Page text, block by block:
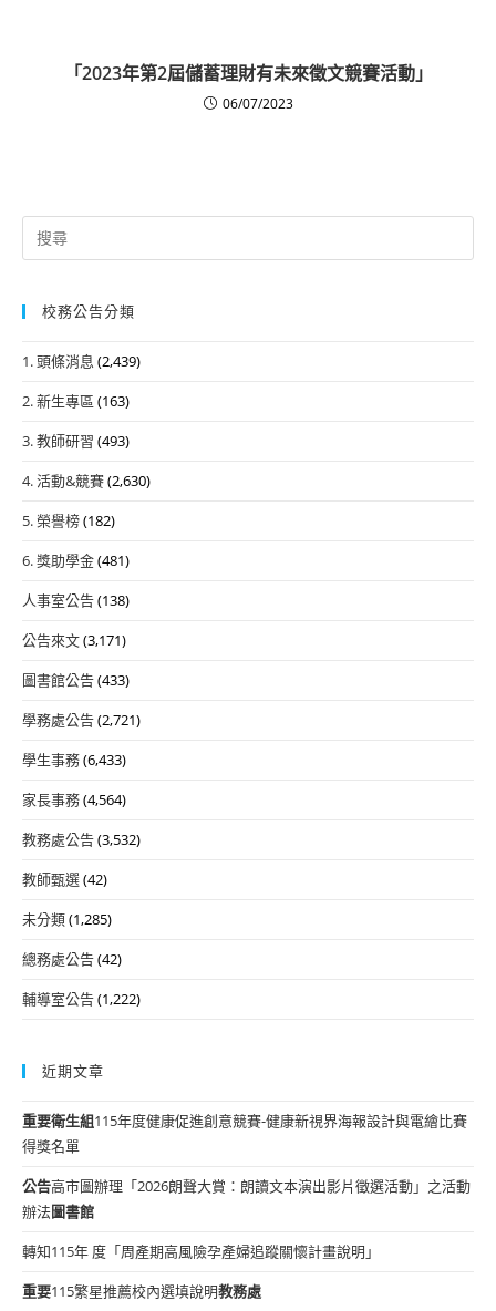
「2023年第2屆儲蓄理財有未來徵文競賽活動」
06/07/2023
Search
for:
校務公告分類
1. 頭條消息 (2,439)
2. 新生專區 (163)
3. 教師研習 (493)
4. 活動&競賽(2,630)
5. 榮譽榜(182)
6. 獎助學金(481)
人事室公告(138)
公告來文(3,171)
圖書館公告(433)
學務處公告(2,721)
學生事務(6,433)
家長事務(4,564)
教務處公告(3,532)
教師甄選(42)
未分類(1,285)
總務處公告(42)
輔導室公告(1,222)
近期文章
重要衛生組115年度健康促進創意競賽-健康新視界海報設計與電繪比賽
得獎名單
公告高市圖辦理「2026朗聲大賞：朗讀文本演出影片徵選活動」之活動
辦法圖書館
轉知115年 度「周產期高風險孕產婦追蹤關懷計畫說明」
重要115繁星推薦校內選填說明教務處